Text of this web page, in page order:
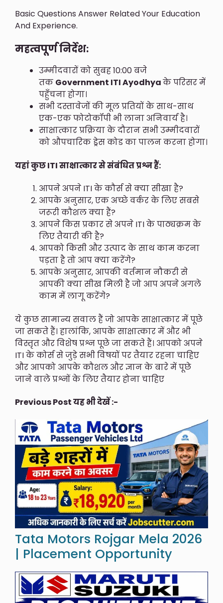
Basic Questions Answer Related Your Education
And Experience.
महत्वपूर्ण निर्देश:
उम्मीदवारों को सुबह 10:00 बजे
तक Government ITI Ayodhyaके परिसर में
पहुँचना होगा।
सभी दस्तावेजों की मूल प्रतियों के साथ-साथ
एक-एक फोटोकॉपी भी लाना अनिवार्य है।
साक्षात्कार प्रक्रिया के दौरान सभी उम्मीदवारों
को औपचारिक ड्रेस कोड का पालन करना होगा।
यहां कुछ ITI साक्षात्कार से संबंधित प्रश्न हैं:
आपने अपने ITI के कौर्स से क्या सीखा है?
आपके अनुसार, एक अच्छे वर्कर के लिए सबसे
जरूरी कौशल क्या हैं?
आपने किस प्रकार से अपने ITI के पाठ्यक्रम के
लिए तैयारी की है?
आपको किसी और उत्पाद के साथ काम करना
पड़ता है तो आप क्या करेंगे?
आपके अनुसार, आपकी वर्तमान नौकरी से
आपकी क्या सीख मिली है जो आप अपने अगले
काम में लागू करेंगे?
ये कुछ सामान्य सवाल हैं जो आपके साक्षात्कार में पूछे
जा सकते हैं। हालांकि, आपके साक्षात्कार में और भी
विस्तृत और विशेष प्रश्न पूछे जा सकते हैं। आपको अपने
ITI के कोर्स से जुड़े सभी विषयों पर तैयार रहना चाहिए
और आपको आपके कौशल और ज्ञान के बारे में पूछे
जाने वाले प्रश्नों के लिए तैयार होना चाहिए
Previous Post यह भी देखें :-
Tata Motors Rojgar Mela 2026
| Placement Opportunity